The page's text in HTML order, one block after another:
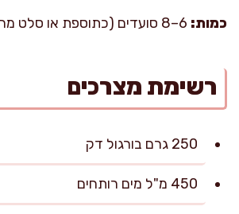
כמות:
רשימת מצרכים
250 גרם בורגול דק
450 מ"ל מים רותחים